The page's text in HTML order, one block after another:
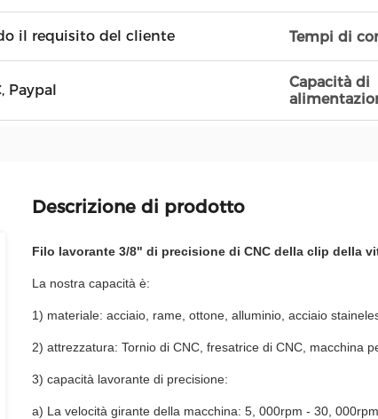
il requisito del cliente Tempi di
Paypal
Capacità di
Descrizione di prodotto
Filo lavorante 3/8" di precisione di CNC della clip della
La nostra capacità è:
1) materiale: acciaio, rame, ottone, alluminio, acciaio
2) attrezzatura: Tornio di CNC, fresatrice di CNC, macchina
3) capacità lavorante di precisione:
a) La velocità girante della macchina: 5, 000rpm - 30, 000rpm